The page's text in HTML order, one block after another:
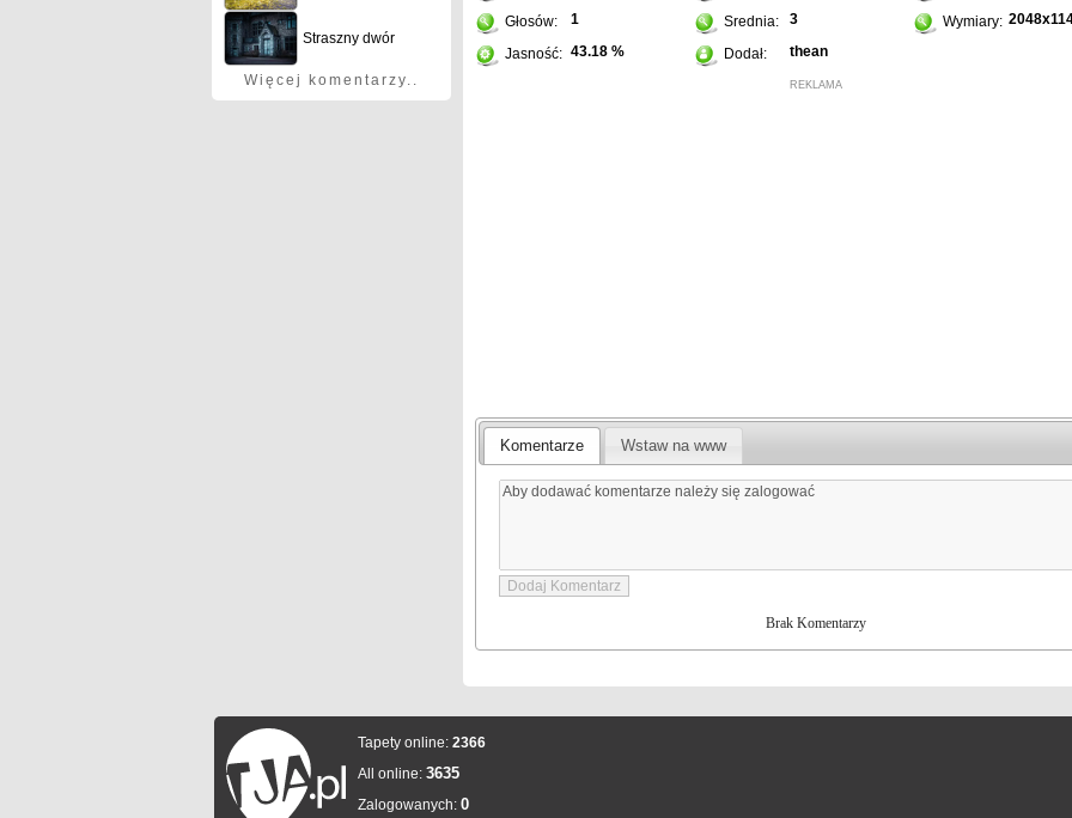
Straszny dwór
Więcej komentarzy..
Głosów: 1 Srednia: 3 Wymiary:
Jasność: 43.18 % Dodał: thean
REKLAMA
Komentarze Wstaw na www
Brak Komentarzy
Tapety online: 2366
All online: 3635
Zalogowanych: 0